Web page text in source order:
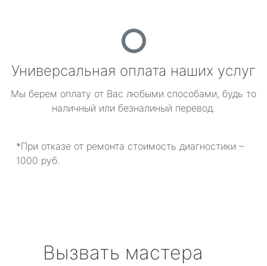
Универсальная оплата наших услуг
Мы берем оплату от Вас любыми способами, будь то
наличный или безналиный перевод.
*При отказе от ремонта стоимость диагностики –
1000 руб.
Вызвать мастера